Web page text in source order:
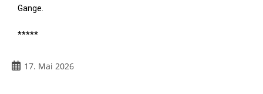
Gange.
*****
17. Mai 2026